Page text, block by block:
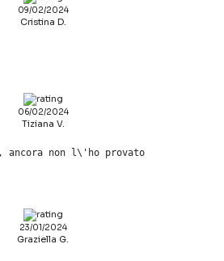
09/02/2024
Cristina D.
06/02/2024
Tiziana V.
ancora non l\'ho provato
23/01/2024
Graziella G.